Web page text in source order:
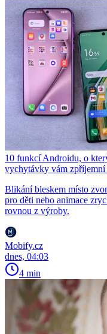
10 funkcí Androidu, o
vychytávky vám
Blikání bleskem místo
pro děti nebo animace
rovnou z výroby.
Mobify.cz
dnes, 04:03
4 min